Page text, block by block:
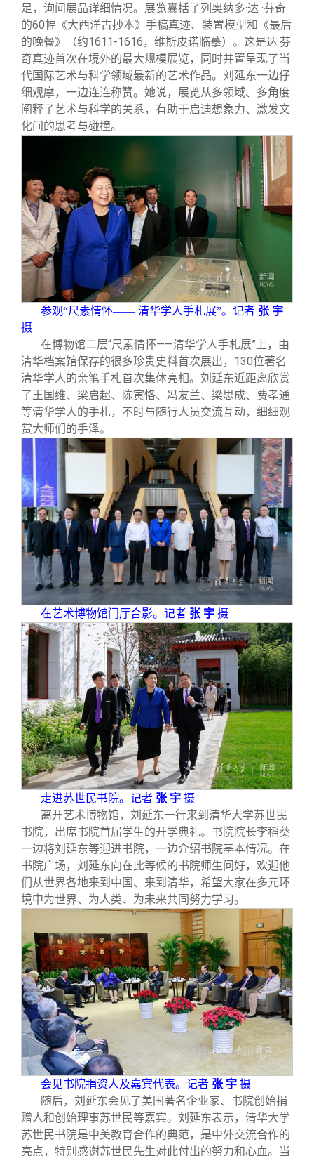
足，询问展品详细情况。展览囊括了列奥纳多·达 ·芬奇
的60幅《大西洋古抄本》手稿真迹、装置模型和《最后
的晚餐》（约1611-1616，维斯皮诺临摹）。这是达·芬
奇真迹首次在境外的最大规模展览，同时并置呈现了当
代国际艺术与科学领域最新的艺术作品。刘延东一边仔
细观摩，一边连连称赞。她说，展览从多领域、多角度
阐释了艺术与科学的关系，有助于启迪想象力、激发文
化间的思考与碰撞。
参观“尺素情怀—— 清华学人手札展”。记者 张 宇
摄
在博物馆二层“尺素情怀——清华学人手札展”上，由
清华档案馆保存的很多珍贵史料首次展出，130位著名
清华学人的亲笔手札首次集体亮相。刘延东近距离欣赏
了王国维、梁启超、陈寅恪、冯友兰、梁思成、费孝通
等清华学人的手札，不时与随行人员交流互动，细细观
赏大师们的手泽。
在艺术博物馆门厅合影。记者 张 宇 摄
走进苏世民书院。记者 张 宇 摄
离开艺术博物馆，刘延东一行来到清华大学苏世民
书院，出席书院首届学生的开学典礼。书院院长李稻葵
一边将刘延东等迎进书院，一边介绍书院基本情况。在
书院广场，刘延东向在此等候的书院师生问好，欢迎他
们从世界各地来到中国、来到清华，希望大家在多元环
境中为世界、为人类、为未来共同努力学习。
会见书院捐资人及嘉宾代表。记者 张 宇 摄
随后，刘延东会见了美国著名企业家、书院创始捐
赠人和创始理事苏世民等嘉宾。刘延东表示，清华大学
苏世民书院是中美教育合作的典范，是中外交流合作的
亮点，特别感谢苏世民先生对此付出的努力和心血。当